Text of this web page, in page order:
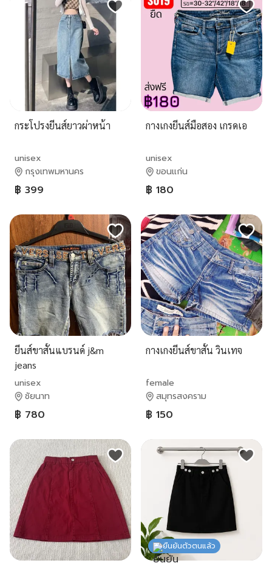
กระโปรงยีนส์ยาวผ่าหน้า
unisex
กรุงเทพมหานคร
฿ 399
กางเกงยีนส์มือสอง เกรดเอ
unisex
ขอนแก่น
฿ 180
ยีนส์ขาสั้นแบรนด์ j&m
jeans
unisex
ชัยนาท
฿ 780
กางเกงยีนส์ขาสั้น วินเทจ
female
สมุทรสงคราม
฿ 150
ยืนยันตัวตนแล้ว